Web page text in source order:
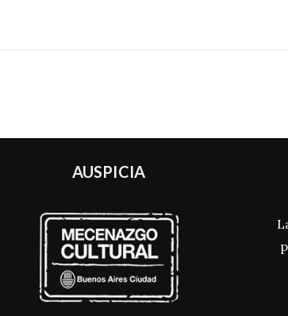
AUSPICIA